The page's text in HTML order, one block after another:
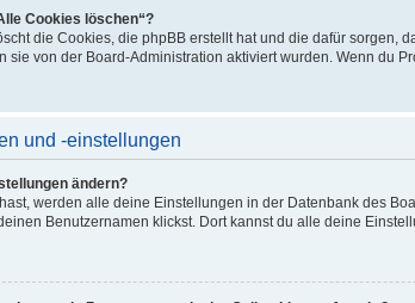
Cookies löschen“?
die Cookies, die phpBB erstellt hat und die dafür
sie von der Board-Administration aktiviert wurden. Wenn du
und -einstellungen
ändern?
werden alle deine Einstellungen in der Datenbank des
Benutzernamen klickst. Dort kannst du alle deine